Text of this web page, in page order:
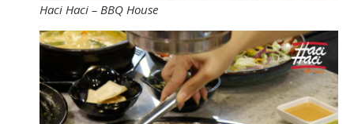
Haci Haci – BBQ House